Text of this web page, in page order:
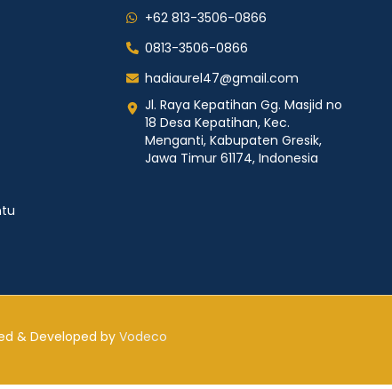
+62 813-3506-0866
0813-3506-0866
hadiaurel47@gmail.com
Jl. Raya Kepatihan Gg. Masjid no
18 Desa Kepatihan, Kec.
Menganti, Kabupaten Gresik,
Jawa Timur 61174, Indonesia
& Developed by Vodeco